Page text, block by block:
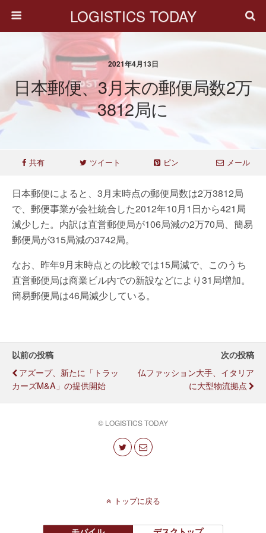
LOGISTICS TODAY
2021年4月13日
日本郵便、3月末の郵便局数2万
3812局に
共有 ツイート ピン メール
日本郵便によると、3月末時点の郵便局数は2万3812局
で、郵便事業が会社統合した2012年10月1日から421局
減少した。内訳は直営郵便局が106局減の2万70局、簡易
郵便局が315局減の3742局。
なお、昨年9月末時点との比較では15局減で、このうち
直営郵便局は商業ビル内での新設などにより31局増加。
簡易郵便局は46局減少している。
以前の投稿
アズープ、新たに「トラッ
カーズM&A」の提供開始
次の投稿
仏ファッション大手、イタリア
に大型物流拠点
© LOGISTICS TODAY
トップに戻る